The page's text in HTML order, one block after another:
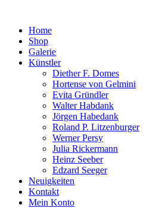
Home
Shop
Galerie
Künstler
Diether F. Domes
Hortense von Gelmini
Evita Gründler
Walter Habdank
Jörgen Habedank
Roland P. Litzenburger
Werner Persy
Julia Rickermann
Heinz Seeber
Edzard Seeger
Neuigkeiten
Kontakt
Mein Konto